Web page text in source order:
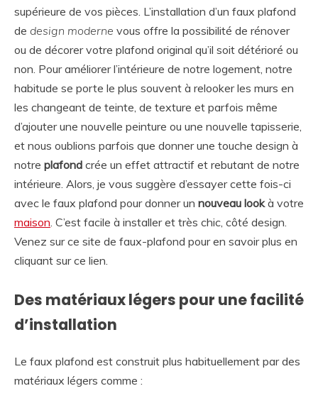
supérieure de vos pièces. L’installation d’un faux plafond
de design moderne vous offre la possibilité de rénover
ou de décorer votre plafond original qu’il soit détérioré ou
non. Pour améliorer l’intérieure de notre logement, notre
habitude se porte le plus souvent à relooker les murs en
les changeant de teinte, de texture et parfois même
d’ajouter une nouvelle peinture ou une nouvelle tapisserie,
et nous oublions parfois que donner une touche design à
notre plafond crée un effet attractif et rebutant de notre
intérieure. Alors, je vous suggère d’essayer cette fois-ci
avec le faux plafond pour donner un nouveau lookà votre
maison. C’est facile à installer et très chic, côté design.
Venez sur ce site de faux-plafond pour en savoir plus en
cliquant sur ce lien.
Des matériaux légers pour une facilité
d’installation
Le faux plafond est construit plus habituellement par des
matériaux légers comme :